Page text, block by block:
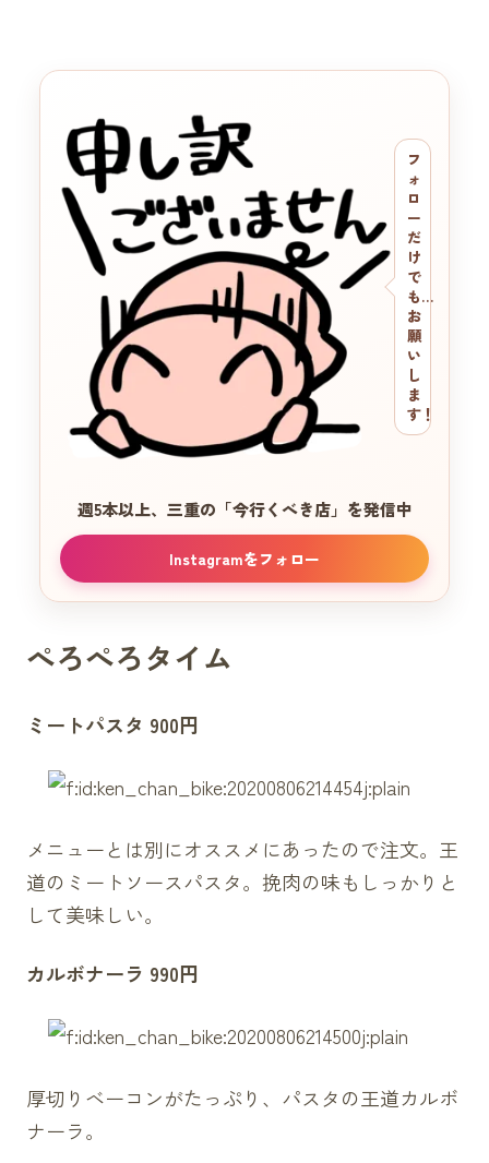
フ
ォ
ロ
ー
だ
け
で
も…
お
願
い
し
ま
す！
週5本以上、三重の 「今行くべき店」を発信中
Instagramをフォロー
ぺろぺろタイム
ミートパスタ 900円
メニューとは別にオススメにあったので注文。王
道のミートソースパスタ。挽肉の味もしっかりと
して美味しい。
カルボナーラ 990円
厚切りベーコンがたっぷり、パスタの王道カルボ
ナーラ。